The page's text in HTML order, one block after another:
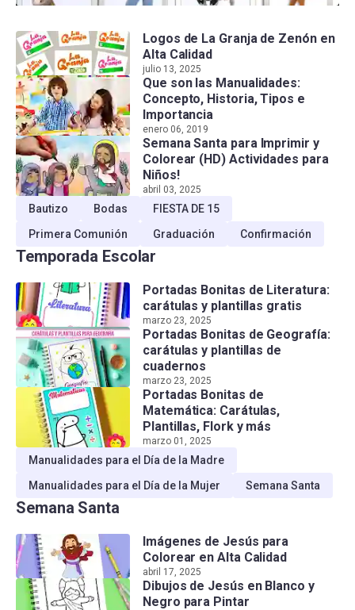
Logos de La Granja de Zenón en
Alta Calidad
julio 13, 2025
Que son las Manualidades:
Concepto, Historia, Tipos e
Importancia
enero 06, 2019
Semana Santa para Imprimir y
Colorear (HD) Actividades para
Niños!
abril 03, 2025
Bautizo Bodas
FIESTA DE 15
Primera Comunión
Graduación Confirmación
Temporada Escolar
Portadas Bonitas de Literatura:
carátulas y plantillas gratis
marzo 23, 2025
Portadas Bonitas de Geografía:
carátulas y plantillas de
cuadernos
marzo 23, 2025
Portadas Bonitas de
Matemática: Carátulas,
Plantillas, Flork y más
marzo 01, 2025
Manualidades para el Día de la Madre
Manualidades para el Día de la Mujer
Semana Santa
Semana Santa
Imágenes de Jesús para
Colorear en Alta Calidad
abril 17, 2025
Dibujos de Jesús en Blanco y
Negro para Pintar